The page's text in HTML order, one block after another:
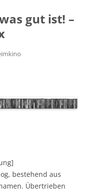
gut ist! –
bestehend aus
Übertrieben